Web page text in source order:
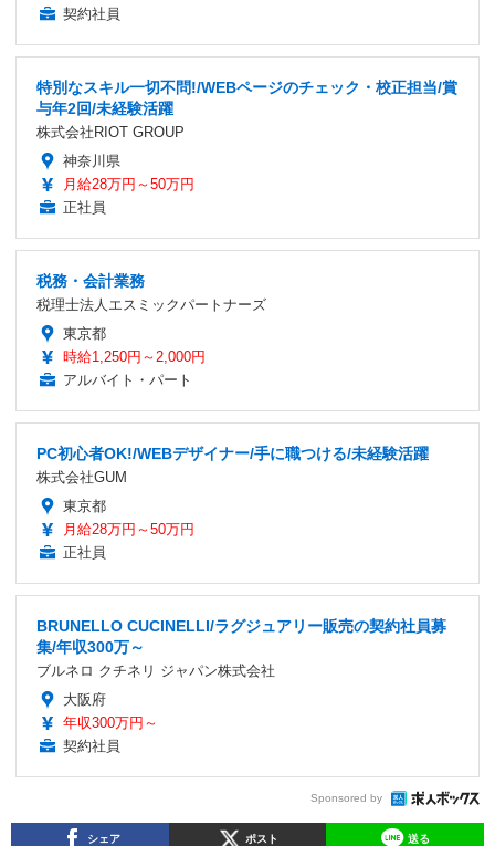
契約社員
特別なスキル一切不問!/WEBページのチェック・校正担当/賞
与年2回/未経験活躍
株式会社RIOT GROUP
神奈川県
月給28万円～50万円
正社員
税務・会計業務
税理士法人エスミックパートナーズ
東京都
時給1,250円～2,000円
アルバイト・パート
PC初心者OK!/WEBデザイナー/手に職つける/未経験活躍
株式会社GUM
東京都
月給28万円～50万円
正社員
BRUNELLO CUCINELLI/ラグジュアリー販売の契約社員募
集/年収300万～
ブルネロ クチネリ ジャパン株式会社
大阪府
年収300万円～
契約社員
Sponsored by
シェア ポスト 送る